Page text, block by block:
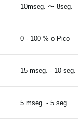
10mseg. 〜 8seg.
0 - 100 % o Pico
15 mseg. - 10 seg.
5 mseg. - 5 seg.